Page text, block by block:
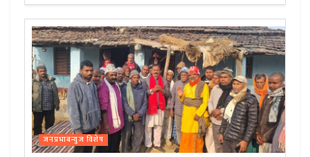
जनप्रभाबन्युज विशेष